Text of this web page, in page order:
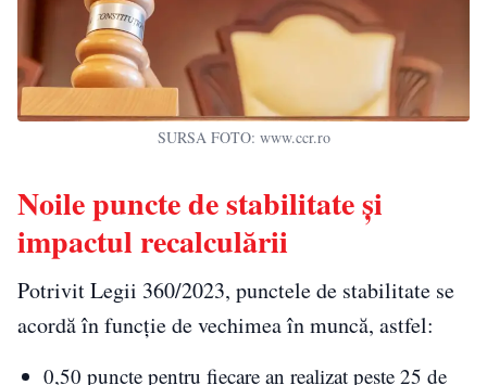
SURSA FOTO: www.ccr.ro
Noile puncte de stabilitate și
impactul recalculării
Potrivit Legii 360/2023, punctele de stabilitate se
acordă în funcție de vechimea în muncă, astfel:
0,50 puncte pentru fiecare an realizat peste 25 de